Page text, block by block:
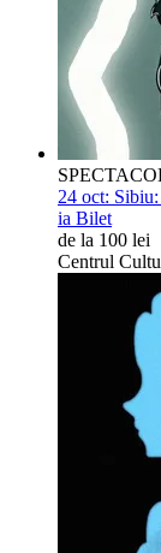
24 oct:
ia Bilet
de la 100 lei
Centrul